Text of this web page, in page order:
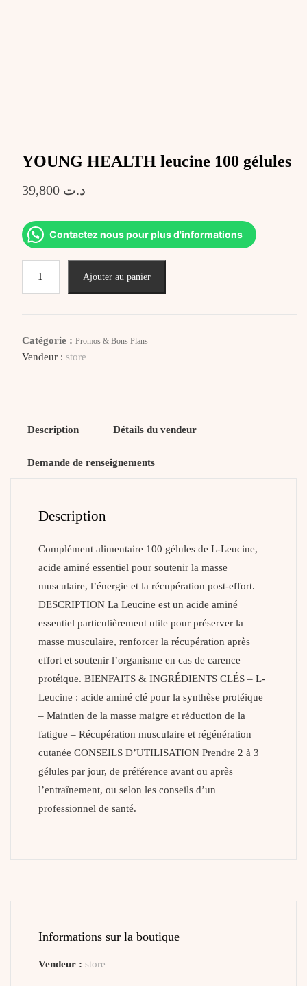
YOUNG HEALTH leucine 100 gélules
د.ت 39,800
Contactez nous pour plus d'informations
Ajouter au panier
Catégorie : Promos & Bons Plans
Vendeur : store
Description Détails du vendeur
Demande de renseignements
Description
Complément alimentaire 100 gélules de L-Leucine,
acide aminé essentiel pour soutenir la masse
musculaire, l’énergie et la récupération post-effort.
DESCRIPTION La Leucine est un acide aminé
essentiel particulièrement utile pour préserver la
masse musculaire, renforcer la récupération après
effort et soutenir l’organisme en cas de carence
protéique. BIENFAITS & INGRÉDIENTS CLÉS – L-
Leucine : acide aminé clé pour la synthèse protéique
– Maintien de la masse maigre et réduction de la
fatigue – Récupération musculaire et régénération
cutanée CONSEILS D’UTILISATION Prendre 2 à 3
gélules par jour, de préférence avant ou après
l’entraînement, ou selon les conseils d’un
professionnel de santé.
Informations sur la boutique
Vendeur : store